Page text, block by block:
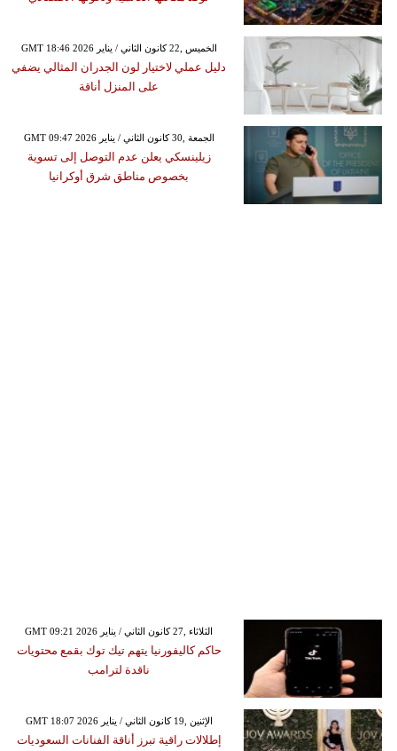
GMT 18:46 2026 الخميس ,22 كانون الثاني / يناير
دليل عملي لاختيار لون الجدران المثالي يضفي
على المنزل أناقة
GMT 09:47 2026 الجمعة ,30 كانون الثاني / يناير
زيلينسكي يعلن عدم التوصل إلى تسوية
بخصوص مناطق شرق أوكرانيا
GMT 09:21 2026 الثلاثاء ,27 كانون الثاني / يناير
حاكم كاليفورنيا يتهم تيك توك بقمع محتويات
ناقدة لترامب
GMT 18:07 2026 الإثنين ,19 كانون الثاني / يناير
إطلالات راقية تبرز أناقة الفنانات السعوديات